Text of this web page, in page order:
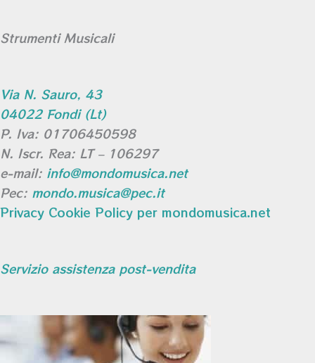
Strumenti Musicali
Via N. Sauro, 43
04022 Fondi (Lt)
P. Iva: 01706450598
N. Iscr. Rea: LT – 106297
e-mail: info@mondomusica.net
Pec: mondo.musica@pec.it
Privacy Cookie Policy per mondomusica.net
Servizio assistenza post-vendita